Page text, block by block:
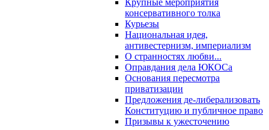
Крупные мероприятия
консервативного толка
Курьезы
Национальная идея,
антивестернизм, империализм
О странностях любви...
Оправдания дела ЮКОСа
Основания пересмотра
приватизации
Предложения де-либерализовать
Конституцию и публичное право
Призывы к ужесточению